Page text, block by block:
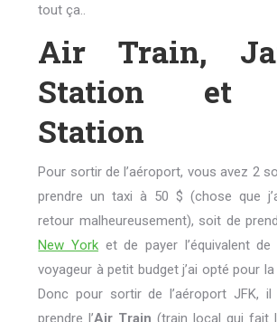
tout ça..
Air Train,
Station et
Station
Pour sortir de l’aéroport, vous avez 2
prendre un taxi à 50 $ (chose que
retour malheureusement), soit de
New York et de payer l’équivalent de
voyageur à petit budget j’ai opté pour
Donc pour sortir de l’aéroport JFK,
prendre l’Air Train (train local qui fait